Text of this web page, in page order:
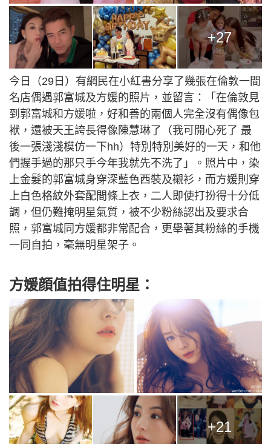
+27
今日（29日）有網民在小紅書分享了幾張在倫敦一間
名店偶遇郭富城及方媛的照片，並留言：「在倫敦見
到郭富城和方媛啦，好和善的兩個人完全沒有偶像包
袱，還被天王誇長得像陳慧琳了（我可開心死了 最
後一張淺淺模仿一下hh）特別特別美好的一天，和他
們握手過的那只手今年我就先不洗了」。照片中，染
上金髮的郭富城身穿深藍色西裝及襯衫，而方媛則穿
上白色格紋外套配間條上衣，二人即使打扮得十分低
調，但仍難掩明星氣質，被不少粉絲認出及要求合
照，郭富城同方媛都非常配合，更舉著其粉絲的手機
一同自拍，毫無明星架子。
方媛顔值拍得住明星：
+21